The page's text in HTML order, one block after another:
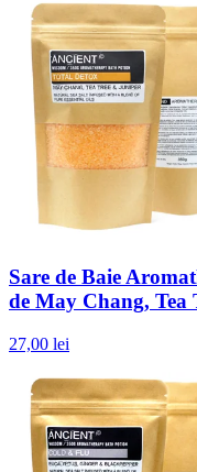
Sare de Baie
de May Chang, Tea
27,00 lei